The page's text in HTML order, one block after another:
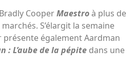
CooperMaestroà plus de
S’élargit la semaine
présente également Aardman
: L’aube de la pépite dans une